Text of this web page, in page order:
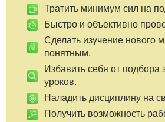
Тратить минимум сил на
Быстро и объективно
Сделать изучение нового
понятным.
Избавить себя от подбора
уроков.
Наладить дисциплину на
Получить возможность